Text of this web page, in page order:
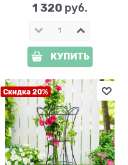
1 320 руб.
КУПИТЬ
Скидка 20%